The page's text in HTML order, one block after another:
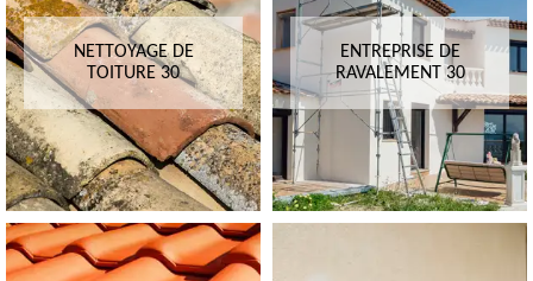
NETTOYAGE DE
TOITURE 30
ENTREPRISE DE
RAVALEMENT 30